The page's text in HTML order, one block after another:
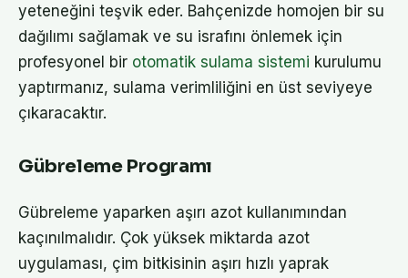
yeteneğini teşvik eder. Bahçenizde homojen bir su
dağılımı sağlamak ve su israfını önlemek için
profesyonel bir otomatik sulama sistemi kurulumu
yaptırmanız, sulama verimliliğini en üst seviyeye
çıkaracaktır.
Gübreleme Programı
Gübreleme yaparken aşırı azot kullanımından
kaçınılmalıdır. Çok yüksek miktarda azot
uygulaması, çim bitkisinin aşırı hızlı yaprak